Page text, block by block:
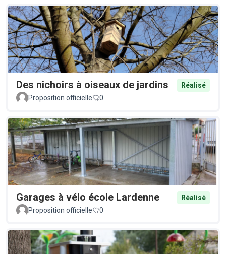
Des nichoirs à oiseaux de jardins
Réalisé
Proposition officielle
0
Garages à vélo école Lardenne
Réalisé
Proposition officielle
0